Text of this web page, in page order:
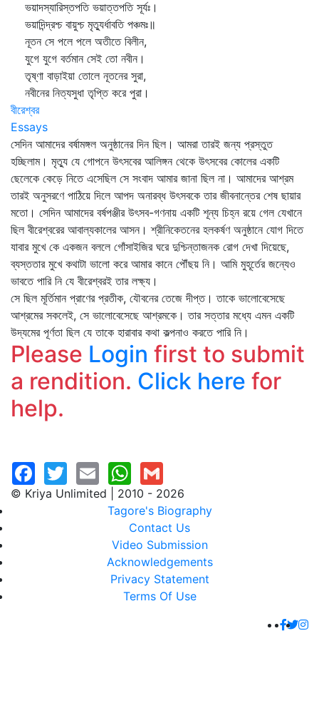
ভয়াদস্যারিস্তপতি ভয়াত্তপতি সূর্যঃ।
ভয়াদিন্দ্রশ্চ বায়ুশ্চ মৃত্যুর্ধাবতি পঞ্চমঃ॥
নূতন সে পলে পলে অতীতে বিলীন,
যুগে যুগে বর্তমান সেই তো নবীন।
তৃষ্ণা বাড়াইয়া তোলে নূতনের সুরা,
নবীনের নিত্যসুধা তৃপ্তি করে পুরা।
বীরেশ্বর
Essays
সেদিন আমাদের বর্ষামঙ্গল অনুষ্ঠানের দিন ছিল। আমরা তারই জন্য প্রস্তুত
হচ্ছিলাম। মৃত্যু যে গোপনে উৎসবের আলিঙ্গন থেকে উৎসবের কোলের একটি
ছেলেকে কেড়ে নিতে এসেছিল সে সংবাদ আমার জানা ছিল না। আমাদের আশ্রম
তারই অনুসরণে পাঠিয়ে দিলে আপদ অনারব্ধ উৎসবকে তার জীবনান্তের শেষ ছায়ার
মতো। সেদিন আমাদের বর্ষপঞ্জীর উৎসব-গণনায় একটি শূন্য চিহ্ন রয়ে গেল যেখানে
ছিল বীরেশ্বরের আবাল্যকালের আসন। শ্রীনিকেতনের হলকর্ষণ অনুষ্ঠানে যোগ দিতে
যাবার মুখে কে একজন বললে গোঁসাইজির ঘরে দুশ্চিন্তাজনক রোগ দেখা দিয়েছে,
ব্যস্ততার মুখে কথাটা ভালো করে আমার কানে পৌঁছয় নি। আমি মুহূর্তের জন্যেও
ভাবতে পারি নি যে বীরেশ্বরই তার লক্ষ্য।
সে ছিল মূর্তিমান প্রাণের প্রতীক, যৌবনের তেজে দীপ্ত। তাকে ভালোবেসেছে
আশ্রমের সকলেই, সে ভালোবেসেছে আশ্রমকে। তার সত্তার মধ্যে এমন একটি
উদ্যমের পূর্ণতা ছিল যে তাকে হারাবার কথা কল্পনাও করতে পারি নি।
Please Login first to submit
a rendition. Click here for
help.
© Kriya Unlimited | 2010 - 2026
Tagore's Biography
Contact Us
Video Submission
Acknowledgements
Privacy Statement
Terms Of Use